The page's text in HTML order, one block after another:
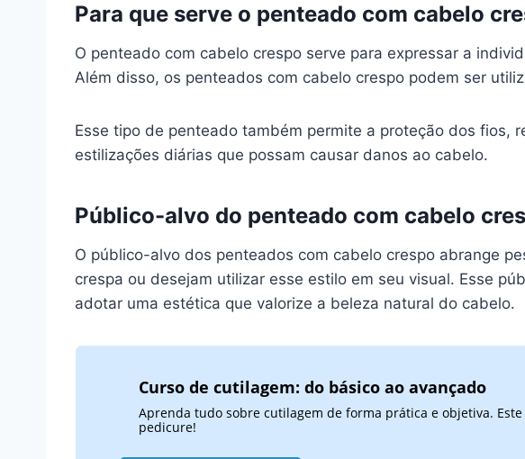
Para que serve o penteado com cabelo
O penteado com cabelo crespo serve para expressar a
Além disso, os penteados com cabelo crespo podem ser
Esse tipo de penteado também permite a proteção dos fios,
estilizações diárias que possam causar danos ao cabelo.
Público-alvo do penteado com cabelo
O público-alvo dos penteados com cabelo crespo abrange
crespa ou desejam utilizar esse estilo em seu visual. Esse
adotar uma estética que valorize a beleza natural do cabelo.
Curso de cutilagem: do básico ao avançado
Aprenda tudo sobre cutilagem de forma prática e objetiva.
pedicure!